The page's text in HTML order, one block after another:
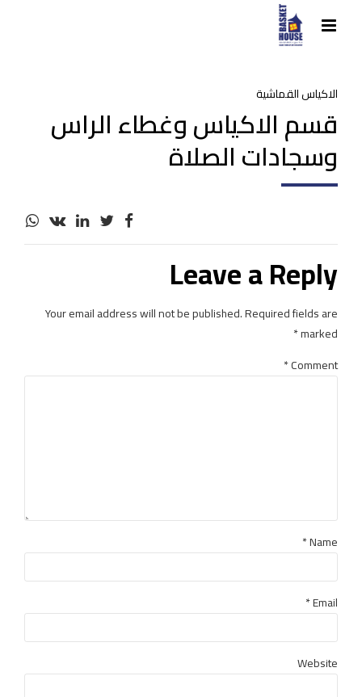
الاكياس القماشية
قسم الاكياس وغطاء الراس
وسجادات الصلاة
Leave a Reply
Your email address will not be published. Required fields are
marked *
Comment
*
Name *
Email *
Website